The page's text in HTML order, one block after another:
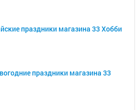
праздники магазина 33 Хобби
праздники магазина 33